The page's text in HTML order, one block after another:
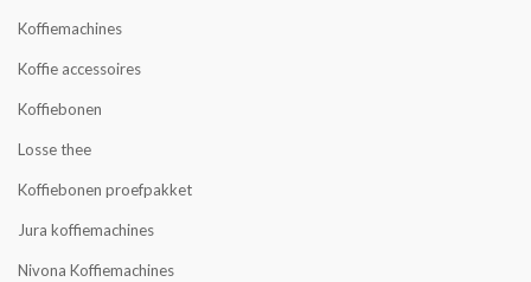
Koffiemachines
Koffie accessoires
Koffiebonen
Losse thee
Koffiebonen proefpakket
Jura koffiemachines
Nivona Koffiemachines